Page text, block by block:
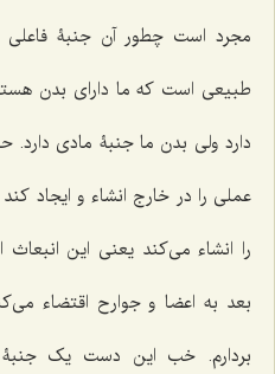
مجرد است چطور آن جنبۀ فاعلی
طبیعی است که ما دارای بدن
دارد ولی بدن ما جنبۀ مادی
عملی را در خارج انشاء و ایجاد
را انشاء می‌کند یعنی این
بعد به اعضا و جوارح اقتضاء
بردارم. خب این دست یک جنبۀ